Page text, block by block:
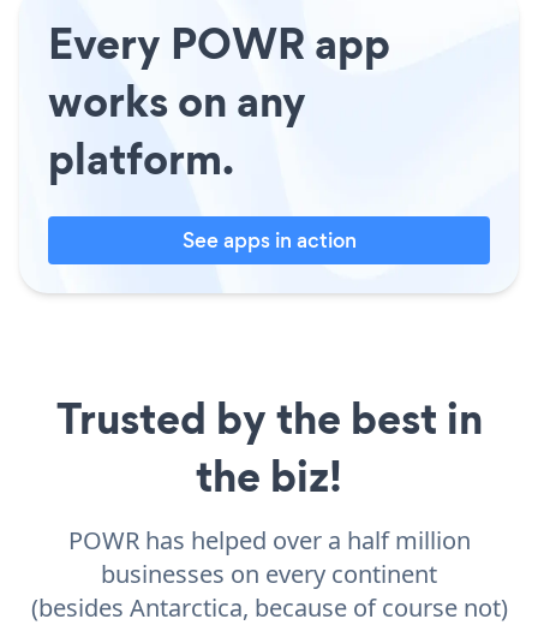
Every POWR app
works on any
platform.
See apps in action
Trusted by the best in
the biz!
POWR has helped over a half million
businesses on every continent
(besides Antarctica, because of course not)